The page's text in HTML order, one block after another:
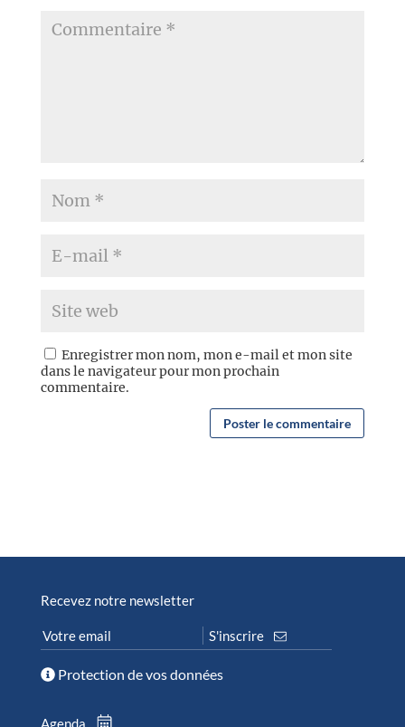
Enregistrer mon nom, mon e-mail et mon site
dans le navigateur pour mon prochain
commentaire.
Recevez notre newsletter
Protection de vos données
Agenda